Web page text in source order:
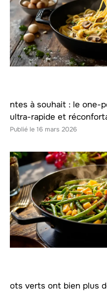
ntes à souhait : le one-
ultra-rapide et
16 mars 2026
ots verts ont bien plus